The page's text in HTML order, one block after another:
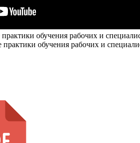
обучения рабочих и
обучения рабочих и